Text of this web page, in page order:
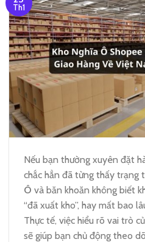
Th1
Nếu bạn thường xuyên đặt
chắc hẳn đã từng thấy trạng
Ô và băn khoăn không biết
“đã xuất kho”, hay mất bao
Thực tế, việc hiểu rõ vai trò
sẽ giúp bạn chủ động theo